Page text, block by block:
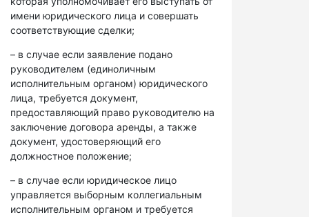
имени юридического лица и совершать
соответствующие сделки;
– в случае если заявление подано
руководителем (единоличным
исполнительным органом) юридического
лица, требуется документ,
предоставляющий право руководителю на
заключение договора аренды, а также
документ, удостоверяющий его
должностное положение;
– в случае если юридическое лицо
управляется выборным коллегиальным
исполнительным органом и требуется